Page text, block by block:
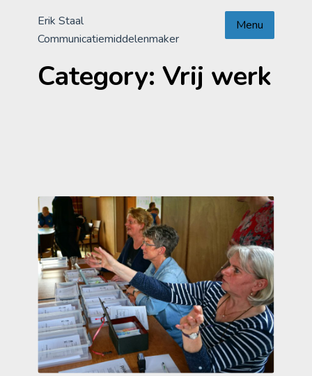
Erik Staal
Communicatiemiddelenmaker
Menu
Category:Vrij werk